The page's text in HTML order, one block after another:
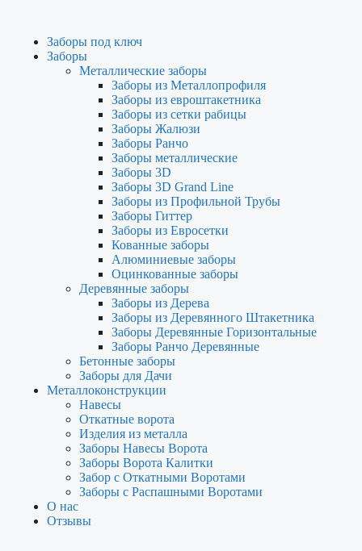
Заборы под ключ
Заборы
Металлические заборы
Заборы из Металлопрофиля
Заборы из евроштакетника
Заборы из сетки рабицы
Заборы Жалюзи
Заборы Ранчо
Заборы металлические
Заборы 3D
Заборы 3D Grand Line
Заборы из Профильной Трубы
Заборы Гиттер
Заборы из Евросетки
Кованные заборы
Алюминиевые заборы
Оцинкованные заборы
Деревянные заборы
Заборы из Дерева
Заборы из Деревянного Штакетника
Заборы Деревянные Горизонтальные
Заборы Ранчо Деревянные
Бетонные заборы
Заборы для Дачи
Металлоконструкции
Навесы
Откатные ворота
Изделия из металла
Заборы Навесы Ворота
Заборы Ворота Калитки
Забор с Откатными Воротами
Заборы с Распашными Воротами
О нас
Отзывы